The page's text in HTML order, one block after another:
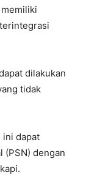
dilakukan
tidak
ini dapat
(PSN) dengan